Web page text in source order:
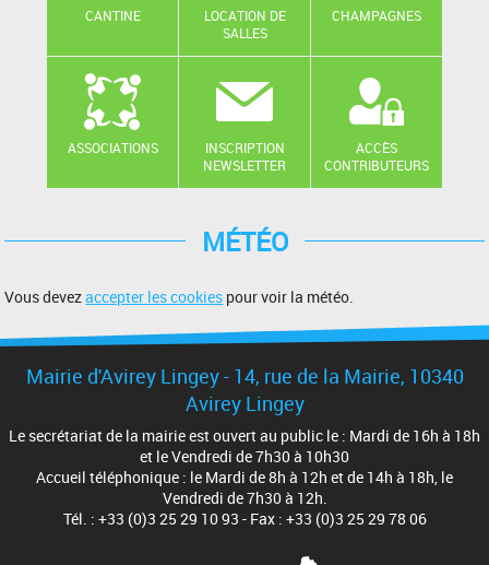
CANTINE
LOCATION DE
SALLES
CHAMPAGNES
ASSOCIATIONS
INSCRIPTION
NEWSLETTER
ACCÈS
CONTRIBUTEURS
MÉTÉO
Vous devezaccepter les cookies pour voir la météo.
Mairie d'Avirey Lingey - 14, rue de la Mairie, 10340
Avirey Lingey
Le secrétariat de la mairie est ouvert au public le : Mardi de 16h à 18h
et le Vendredi de 7h30 à 10h30
Accueil téléphonique : le Mardi de 8h à 12h et de 14h à 18h, le
Vendredi de 7h30 à 12h.
Tél. : +33 (0)3 25 29 10 93 - Fax : +33 (0)3 25 29 78 06